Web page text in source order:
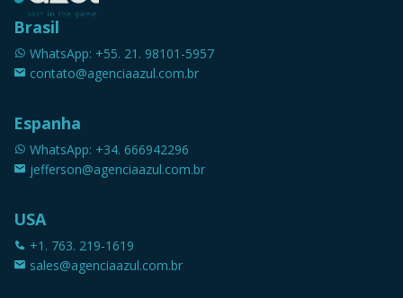
Brasil
WhatsApp: +55. 21. 98101-5957
contato@agenciaazul.com.br
Espanha
WhatsApp: +34. 666942296
jefferson@agenciaazul.com.br
USA
+1. 763. 219-1619
sales@agenciaazul.com.br